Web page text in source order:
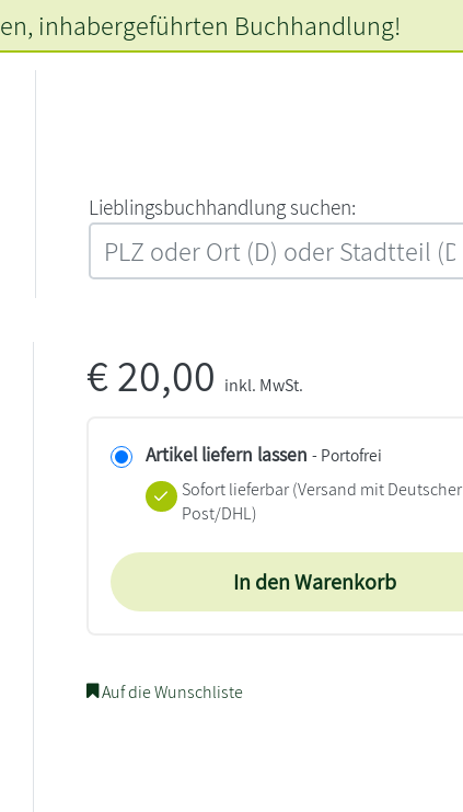
L‍i‍e‍b‍l‍i‍n‍g‍s‍b‍u‍c‍h‍h‍a‍n‍d‍l‍u‍n‍g‍ ‍s‍u‍c‍h‍e‍n‍:‍
, inhabergeführten Buchhandlung!
€20,00 inkl. MwSt.
Artikel liefern lassen - Portofrei
Sofort lieferbar(Versand mit Deutscher
Post/DHL)
In den Warenkorb
Auf die Wunschliste